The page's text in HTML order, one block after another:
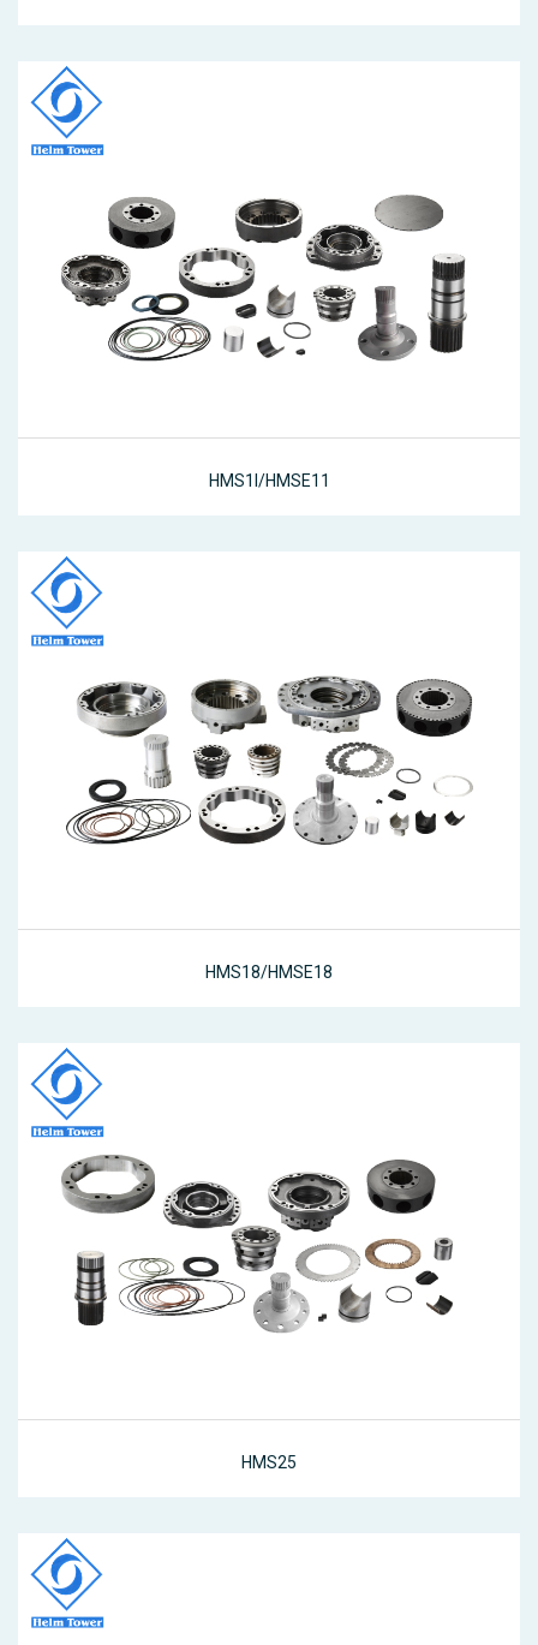
HMS1I/HMSE11
HMS18/HMSE18
HMS25